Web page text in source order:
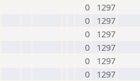
0
1297
0
1297
0
1297
0
1297
0
1297
0
1297